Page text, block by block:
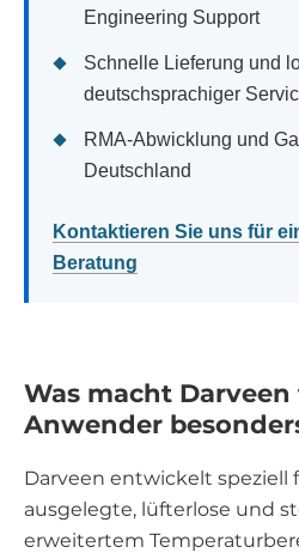
Engineering Support
Schnelle Lieferung und
deutschsprachiger
RMA-Abwicklung und
Deutschland
Kontaktieren Sie uns für
Beratung
Was macht
Anwender
Darveen entwickelt speziell
ausgelegte, lüfterlose und
erweitertem